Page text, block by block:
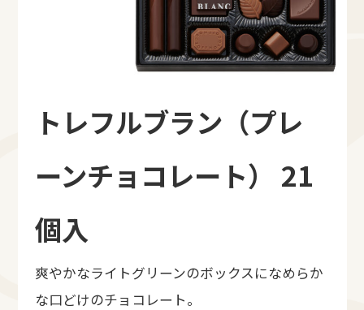
トレフルブラン（プレ
ーンチョコレート） 21
個入
爽やかなライトグリーンのボックスになめらか
な口どけのチョコレート。